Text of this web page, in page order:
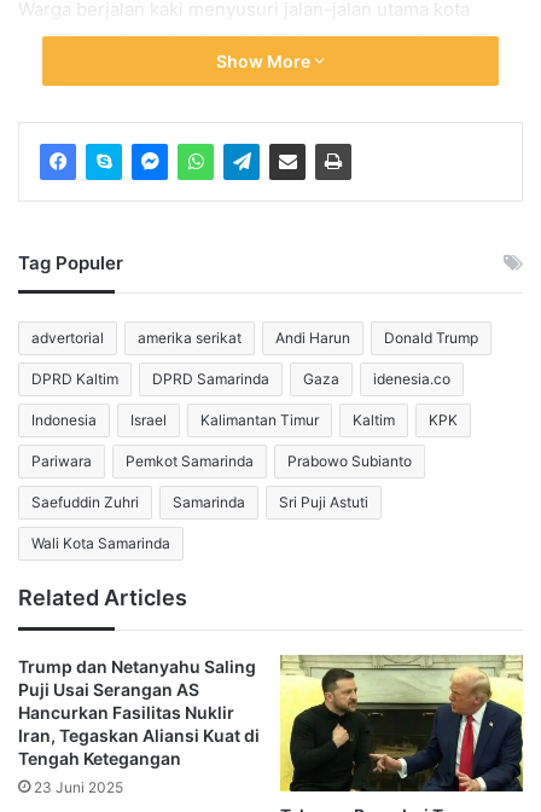
Warga berjalan kaki menyusuri jalan-jalan utama kota
sambil membawa berbagai atribut yang mengekspresikan
rasa duka mereka. Jaringan media internasional Aljazeera
satu suara yang menuntut keadilan bagi pemimpin mereka.
Mereka mengibarkan bendera nasional guna menghormati
hitam sebagai lambang berkabung yang sangat mendalam.
melintasi berbagai jalan raya pusat kota. Massa
membentangkan spanduk raksasa yang memuat tulisan
kecaman keras terhadap pemerintah Amerika Serikat. Di
tengah riuhnya kerumunan warga, seruan yang menuntut
hukuman setimpal bagi Donald Trump terus menggema
dari barisan peserta.
Seruan Tegas Menggema dalam
Pemakaman Ayatollah Ali Khamenei
spanduk semata, tetapi juga mengalir melalui ucapan
langsung dari para pelayat. Gholamreza Sabooni, seorang
pria berusia 29 tahun yang bekerja menjaga sebuah toko
kelontong, menjelaskan alasan kedatangannya. Dia
menegaskan bahwa kehadirannya mengusung misi utama
Show More
Tag Populer
advertorial amerika serikat Andi Harun Donald Trump
DPRD Kaltim DPRD Samarinda Gaza idenesia.co
Indonesia Israel Kalimantan Timur Kaltim KPK
Pariwara Pemkot Samarinda Prabowo Subianto
Saefuddin Zuhri Samarinda Sri Puji Astuti
Wali Kota Samarinda
Related Articles
Trump dan Netanyahu Saling
Puji Usai Serangan AS
Hancurkan Fasilitas Nuklir
Iran, Tegaskan Aliansi Kuat di
Tengah Ketegangan
23 Juni 2025